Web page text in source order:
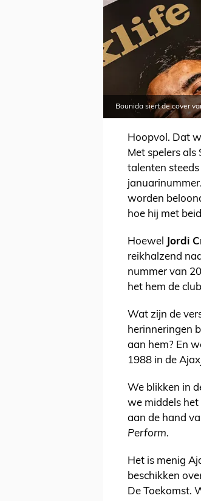
Bounida siert de cover
Hoopvol. Dat
Met spelers als
talenten
worden
hoe hij met
Hoewel Jordi
reikhalzend
nummer van
het hem de
Wat zijn de
herinneringen
aan hem? En
1988 in de
We blikken in
we middels
aan de hand
Perform.
Het is menig
beschikken
De Toekomst.